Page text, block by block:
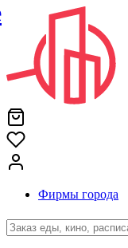
Фирмы города